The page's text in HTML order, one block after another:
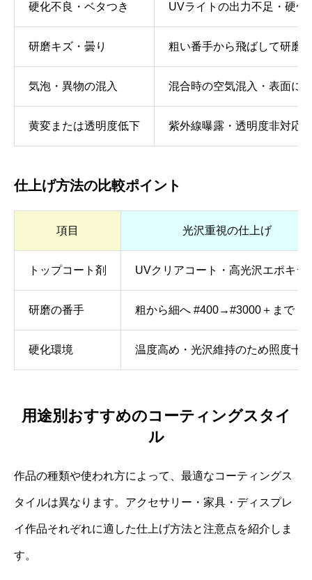
硬化不良・ベタつき UVライトの出力不足・硬化
研磨キズ・曇り 粗い番手から飛ばして研磨
気泡・異物の混入 混合時の空気混入・表面に
黄変または透明度低下 紫外線曝露・透明度非対応
仕上げ方法の比較ポイント
項目 光沢重視の仕上げ
トップコート剤 UVクリアコート・高光沢エポキシ
研磨の番手 粗から細へ #400→#3000＋まで
硬化環境 温度高め・光沢維持のため照度十
用途別おすすめのコーティングスタイ
ル
作品の種類や使われ方によって、最適なコーティングス
タイルは異なります。アクセサリー・家具・ディスプレ
イ作品それぞれに適した仕上げ方法と注意点を紹介しま
す。